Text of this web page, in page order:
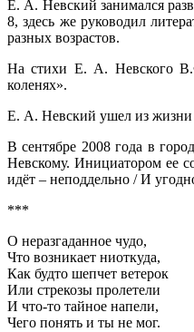
Е. А. Невский занимался
8, здесь же руководил
разных возрастов.
На стихи Е. А. Невского
коленях».
Е. А. Невский ушел из жизни
В сентябре 2008 года в
Невскому. Инициатором ее
идёт – неподдельно / И
***
О неразгаданное чудо,
Что возникает ниоткуда,
Как будто шепчет ветерок
Или стрекозы пролетели
И что-то тайное напели,
Чего понять и ты не мог.